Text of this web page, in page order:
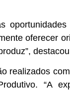
oferecer
realizados
“A